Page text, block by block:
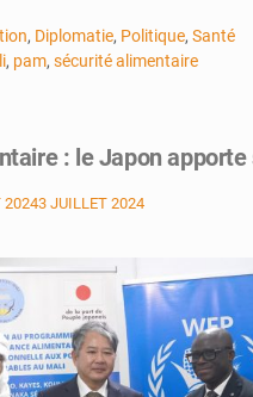
, Diplomatie, Politique, Santé
, pam, sécurité alimentaire
: le Japon apporte
20243 JUILLET 2024